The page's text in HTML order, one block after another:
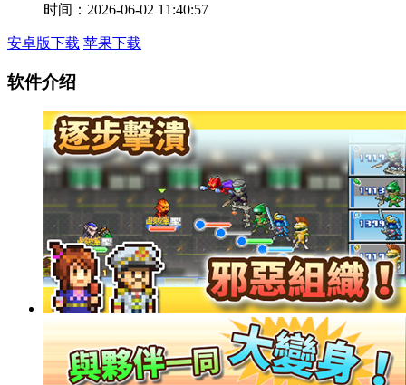
时间：2026-06-02 11:40:57
安卓版下载 苹果下载
软件介绍